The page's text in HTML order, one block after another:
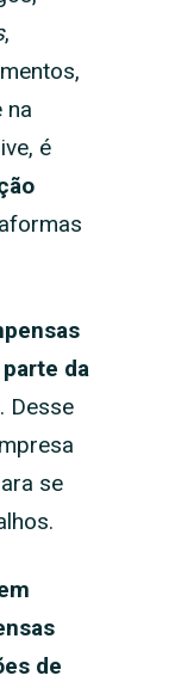
,
na
é
da
. Desse
se
de